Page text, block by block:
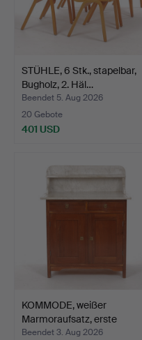
STÜHLE, 6 Stk., stapelbar,
Bugholz, 2. Häl…
Beendet 5. Aug 2026
20 Gebote
401 USD
KOMMODE, weißer
Marmoraufsatz, erste
Hälft…
Beendet 3. Aug 2026